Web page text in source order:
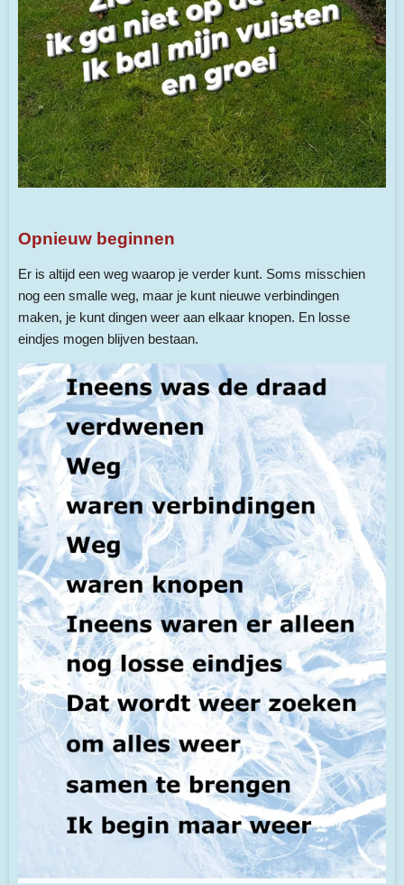
Opnieuw beginnen
Er is altijd een weg waarop je verder kunt. Soms misschien
nog een smalle weg, maar je kunt nieuwe verbindingen
maken, je kunt dingen weer aan elkaar knopen. En losse
eindjes mogen blijven bestaan.